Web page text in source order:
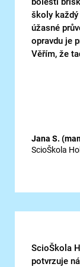
školy
úžasné
opravdu je
Věřím, že
Jana S.
ScioŠkola
ScioŠkola
potvrzuje